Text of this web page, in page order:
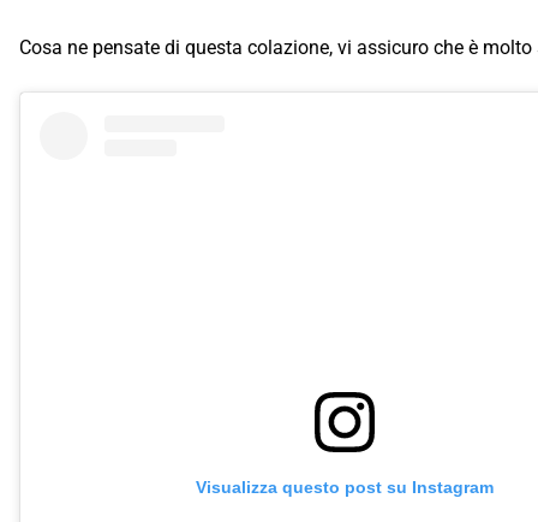
Cosa ne pensate di questa colazione, vi assicuro che è
Visualizza questo post su Instagram